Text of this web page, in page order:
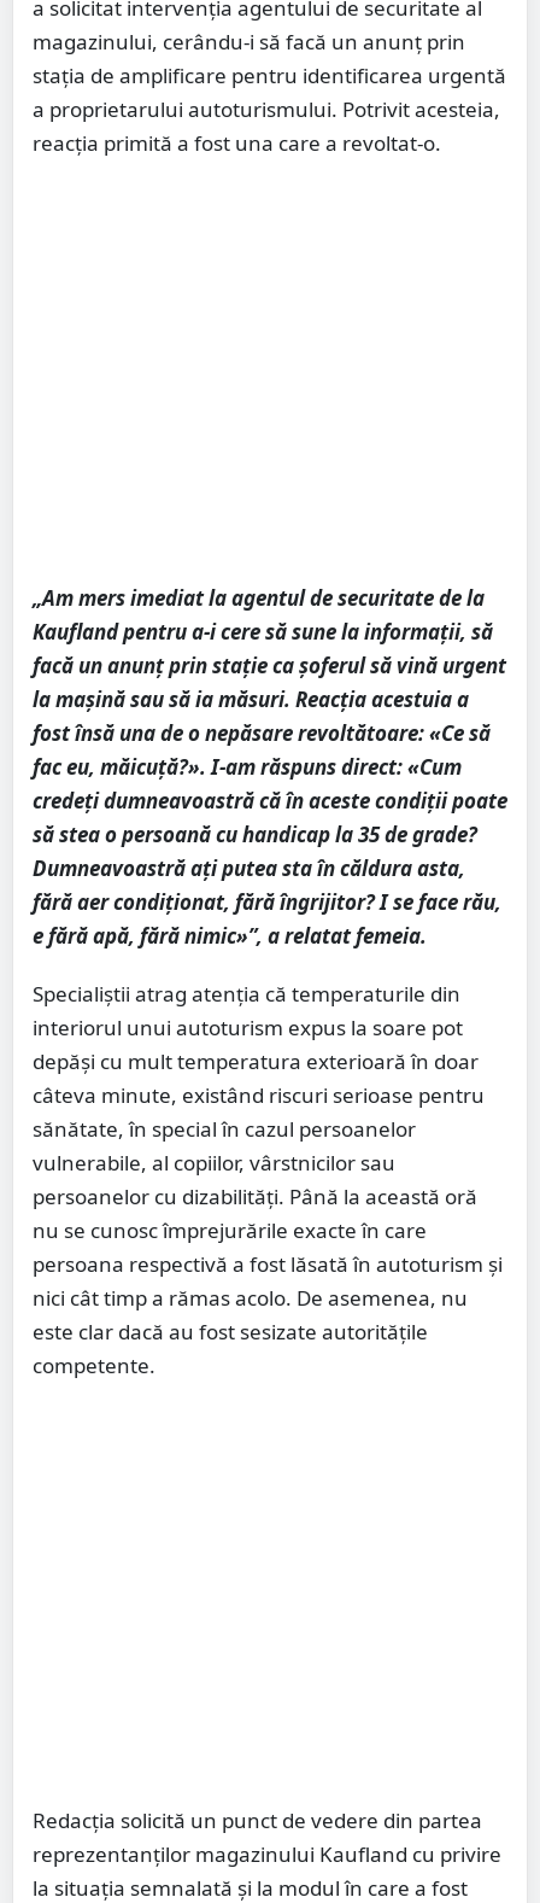
a solicitat intervenția agentului de securitate al
magazinului, cerându-i să facă un anunț prin
stația de amplificare pentru identificarea urgentă
a proprietarului autoturismului. Potrivit acesteia,
reacția primită a fost una care a revoltat-o.
„Am mers imediat la agentul de securitate de la
Kaufland pentru a-i cere să sune la informații, să
facă un anunț prin stație ca șoferul să vină urgent
la mașină sau să ia măsuri. Reacția acestuia a
fost însă una de o nepăsare revoltătoare: «Ce să
fac eu, măicuță?». I-am răspuns direct: «Cum
credeți dumneavoastră că în aceste condiții poate
să stea o persoană cu handicap la 35 de grade?
Dumneavoastră ați putea sta în căldura asta,
fără aer condiționat, fără îngrijitor? I se face rău,
e fără apă, fără nimic»”, a relatat femeia.
Specialiștii atrag atenția că temperaturile din
interiorul unui autoturism expus la soare pot
depăși cu mult temperatura exterioară în doar
câteva minute, existând riscuri serioase pentru
sănătate, în special în cazul persoanelor
vulnerabile, al copiilor, vârstnicilor sau
persoanelor cu dizabilități. Până la această oră
nu se cunosc împrejurările exacte în care
persoana respectivă a fost lăsată în autoturism și
nici cât timp a rămas acolo. De asemenea, nu
este clar dacă au fost sesizate autoritățile
competente.
Redacția solicită un punct de vedere din partea
reprezentanților magazinului Kaufland cu privire
la situația semnalată și la modul în care a fost